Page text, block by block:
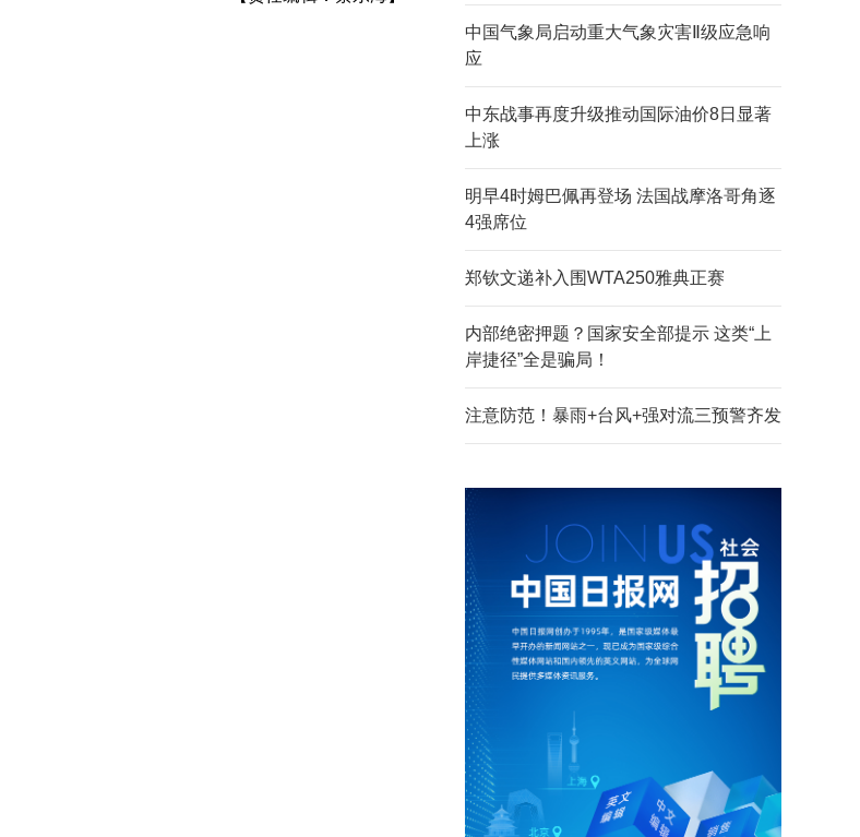
中国气象局启动重大气象灾害Ⅱ级应急响
应
中东战事再度升级推动国际油价8日显著
上涨
明早4时姆巴佩再登场 法国战摩洛哥角逐
4强席位
郑钦文递补入围WTA250雅典正赛
内部绝密押题？国家安全部提示 这类“上
岸捷径”全是骗局！
注意防范！暴雨+台风+强对流三预警齐发